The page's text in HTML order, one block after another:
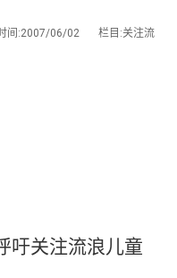
时间:2007/06/02 栏目:关注流
吁关注流浪儿童